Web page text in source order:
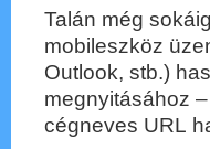
Talán még
mobileszköz
Outlook, stb.)
megnyitásához
cégneves URL